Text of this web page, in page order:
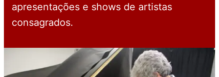
apresentações e shows de artistas
consagrados.